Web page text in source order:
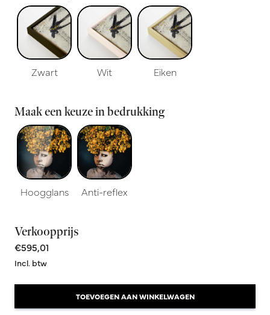
Zwart Wit Eiken
Maak een keuze in bedrukking
Hoogglans Anti-reflex
Verkoopprijs
€595,01
Incl. btw
TOEVOEGEN AAN WINKELWAGEN